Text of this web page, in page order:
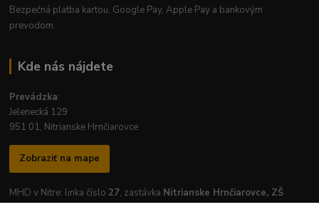
Bezpečná platba kartou, Google Pay, Apple Pay a bankovým
prevodom.
Kde nás nájdete
Prevádzka:
Jelenecká 129
951 01, Nitrianske Hrnčiarovce
Zobraziť na mape
MHD v Nitre: linka číslo 27, zastávka Nitrianske Hrnčiarovce, ZŠ